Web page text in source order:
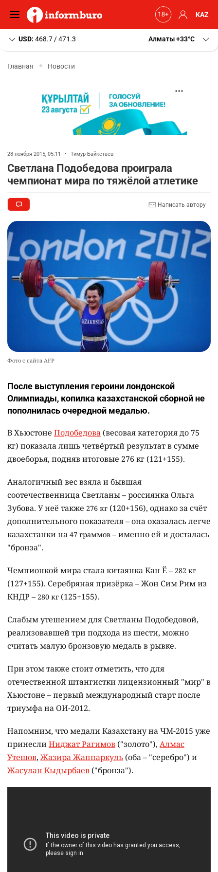
KAZ
USD: 468.7 / 471.3 Алматы+33 C
Главная Новости
28 ноября 2015, 05:11 • Тимур Байкетаев
Светлана Подобедова проиграла
чемпионат мира по тяжёлой атлетике
Написать автору
Фото с сайта AFP
После выступления героини лондонской
Олимпиады, копилка казахстанской сборной не
пополнилась очередной медалью.
В Хьюстоне Подобедова (весовая категория до 75
кг) показала лишь четвёртый результат в сумме
двоеборья, подняв итоговые 276 кг (121+155).
Аналогичный вес взяла и бывшая
соотечественница Светланы – россиянка Ольга
Зубова. У неё также 276 кг (120+156), однако за счёт
дополнительного показателя – она оказалась легче
казахстанки на 47 граммов – именно ей и досталась
"бронза".
Чемпионкой мира стала китаянка Кан Ё – 282 кг
(127+155). Серебряная призёрка – Жон Сим Рим из
КНДР – 280 кг (125+155).
Слабым утешением для Светланы Подобедовой,
реализовавшей три подхода из шести, можно
считать малую бронзовую медаль в рывке.
При этом также стоит отметить, что для
отечественной штангистки лицензионный "мир" в
Хьюстоне – первый международный старт после
триумфа на ОИ-2012.
Напомним, что медали Казахстану на ЧМ-2015 уже
принеслиНиджат Рагимов ("золото"), Алмас
Утешов,Жазира Жаппаркуль (оба – "серебро") и
Жасулан Кыдырбаев ("бронза").